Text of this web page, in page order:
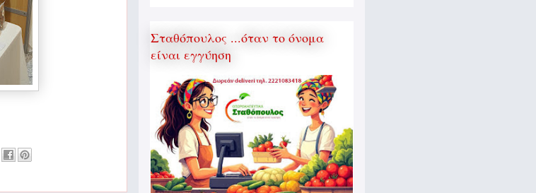
Σταθόπουλος ...όταν το όνομα
είναι εγγύηση